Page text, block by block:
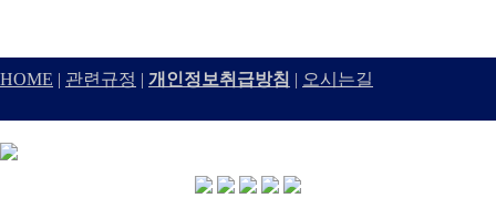
HOME | 관련규정 | 개인정보취급방침 | 오시는길